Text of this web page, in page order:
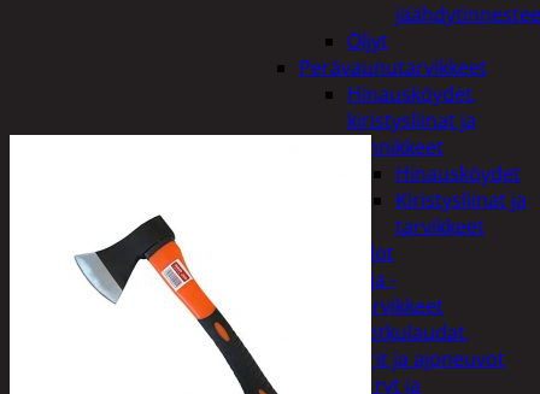
Öljyt
Perävaunutarvikkeet
Hinausköydet,
kiristysliinat ja
kiinnikkeet
Hinausköydet
Kiristysliinat ja
tarvikkeet
Valot
Rengas ja -
vannetarvikkeet
Sähköpotkulaudat,
skootterit ja ajoneuvot
Tukkikärryt ja